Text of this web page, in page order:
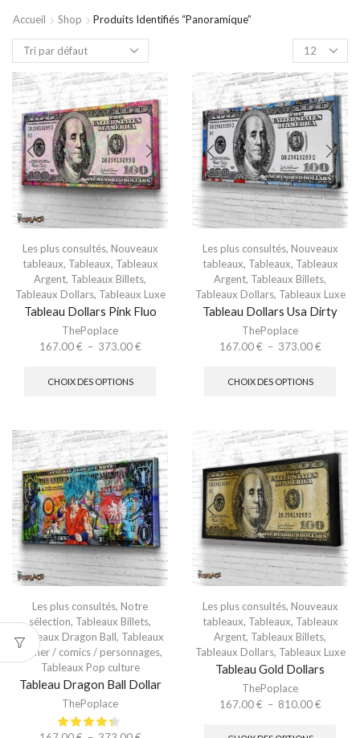
Accueil Shop Produits Identifiés “panoramique”
Les plus consultés, Nouveaux
tableaux, Tableaux, Tableaux
Argent, Tableaux Billets,
Tableaux Dollars, Tableaux Luxe
Tableau Dollars Pink Fluo
ThePoplace
167.00€ – 373.00€
CHOIX DES OPTIONS
Les plus consultés, Nouveaux
tableaux, Tableaux, Tableaux
Argent, Tableaux Billets,
Tableaux Dollars, Tableaux Luxe
Tableau Dollars Usa Dirty
ThePoplace
167.00€ – 373.00€
CHOIX DES OPTIONS
Les plus consultés, Notre
sélection, Tableaux Billets,
Tableaux Dragon Ball, Tableaux
Gamer / comics / personnages,
Tableaux Pop culture
Tableau Dragon Ball Dollar
ThePoplace
Les plus consultés, Nouveaux
tableaux, Tableaux, Tableaux
Argent, Tableaux Billets,
Tableaux Dollars, Tableaux Luxe
Tableau Gold Dollars
ThePoplace
167.00€ – 810.00€